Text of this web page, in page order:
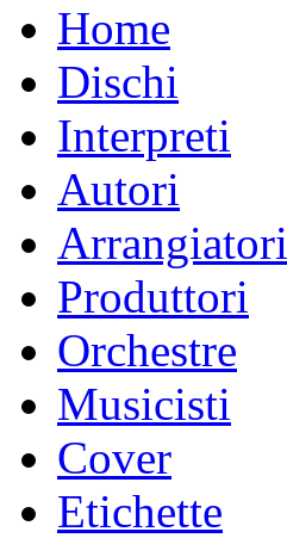
Home
Dischi
Interpreti
Autori
Arrangiatori
Produttori
Orchestre
Musicisti
Cover
Etichette